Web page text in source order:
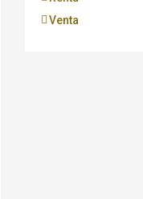
Venta